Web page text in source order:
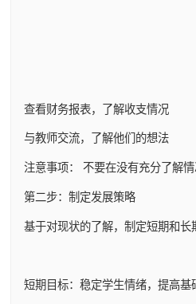
查看财务报表，了解收支情况
与教师交流，了解他们的想法
注意事项： 不要在没有充分了解
第二步：制定发展策略
基于对现状的了解，制定短期和长
短期目标：稳定学生情绪，提高基